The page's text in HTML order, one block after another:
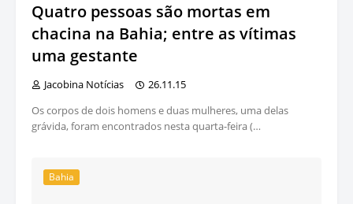
Quatro pessoas são mortas em
chacina na Bahia; entre as vítimas
uma gestante
Jacobina Notícias
26.11.15
Os corpos de dois homens e duas mulheres, uma delas
grávida, foram encontrados nesta quarta-feira (…
Bahia